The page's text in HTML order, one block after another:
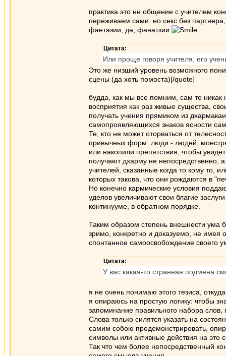
практика это не общение с учителем
переживаем сами. но секс без
фантазии, да, фанатзии
Цитата:
Или проще говоря учителя, его
Это же низший уровень возможного
сцены (да хоть помоста)[/quote]
будда, как мы все помним, сам то никак
восприятия как раз живые существа,
получать учения прямиком из
самопроявляющихся знаков ясности
Те, кто не может оторваться от
привычных форм: люди - людей,
или накопили препятствия, чтобы
получают дхарму не непосредственно,
учителей, сказанные когда то кому то,
которых такова, что они рождаются в
Но конечно кармические условия
уделов увеличивают свои благие
континууме, в обратном порядке.
Таким образом степень внешнести ума
зримо, конкретно и доказуемо, не имея
спонтанное самоосвобождение своего
Цитата:
У вас какая-то странная подмена
я не очень понимаю этого тезиса,
я опираюсь на простую логику: чтобы
запоминание правильного набора слов,
Слова только силятся указать на
самим собою продемонстрировать,
символы или активные действия на это
Так что чем более непосредственный